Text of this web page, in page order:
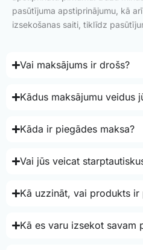
pasūtījuma apstiprinājumu, kā
izsekošanas saiti, tiklīdz
Vai maksājums ir drošs?
Kādus maksājumu veidus
Kāda ir piegādes maksa?
Vai jūs veicat
Kā uzzināt, vai produkts ir
Kā es varu izsekot savam